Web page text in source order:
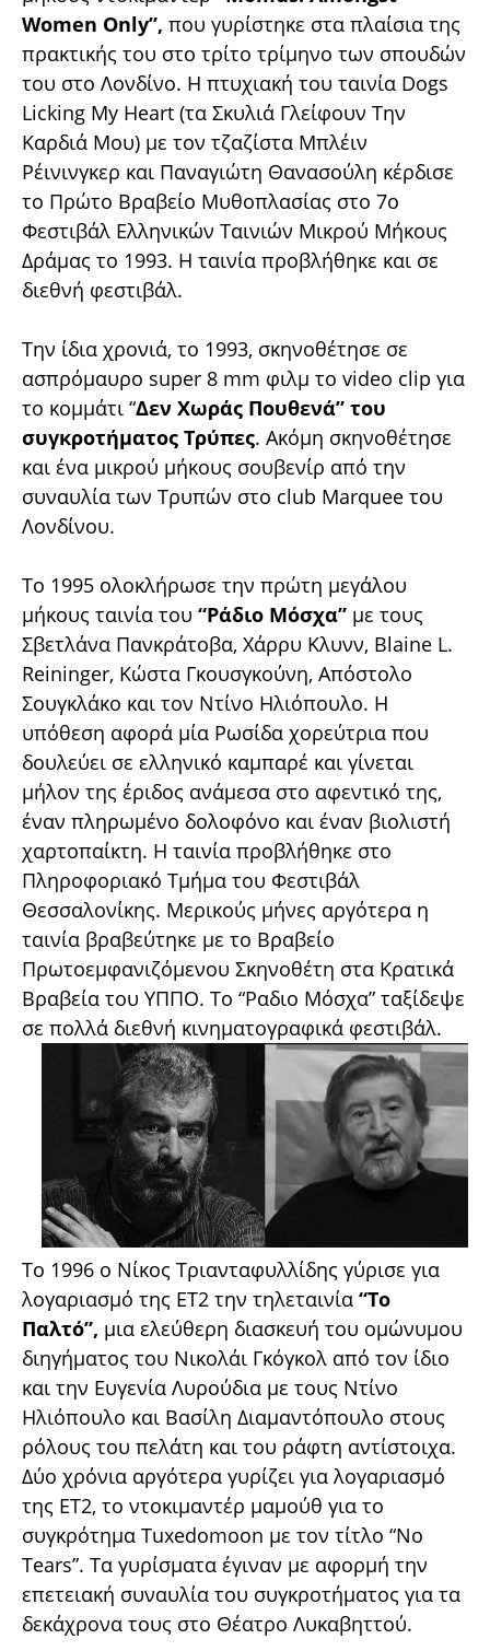
Women Only”, που γυρίστηκε στα πλαίσια της
πρακτικής του στο τρίτο τρίμηνο των σπουδών
του στο Λονδίνο. Η πτυχιακή του ταινία Dogs
Licking My Heart (τα Σκυλιά Γλείφουν Την
Καρδιά Μου) με τον τζαζίστα Μπλέιν
Ρέινινγκερ και Παναγιώτη Θανασούλη κέρδισε
το Πρώτο Βραβείο Μυθοπλασίας στο 7ο
Φεστιβάλ Ελληνικών Ταινιών Μικρού Μήκους
Δράμας το 1993. Η ταινία προβλήθηκε και σε
διεθνή φεστιβάλ.
Την ίδια χρονιά, το 1993, σκηνοθέτησε σε
ασπρόμαυρο super 8 mm φιλμ το video clip για
το κομμάτι “Δεν Χωράς Πουθενά” του
συγκροτήματος Τρύπες. Ακόμη σκηνοθέτησε
και ένα μικρού μήκους σουβενίρ από την
συναυλία των Τρυπών στο club Marquee του
Λονδίνου.
Το 1995 ολοκλήρωσε την πρώτη μεγάλου
μήκους ταινία του “Ράδιο Μόσχα” με τους
Σβετλάνα Πανκράτοβα, Χάρρυ Κλυνν, Blaine L.
Reininger, Kώστα Γκουσγκούνη, Απόστολο
Σουγκλάκο και τον Ντίνο Ηλιόπουλο. Η
υπόθεση αφορά μία Ρωσίδα χορεύτρια που
δουλεύει σε ελληνικό καμπαρέ και γίνεται
μήλον της έριδος ανάμεσα στο αφεντικό της,
έναν πληρωμένο δολοφόνο και έναν βιολιστή
χαρτοπαίκτη. Η ταινία προβλήθηκε στο
Πληροφοριακό Τμήμα του Φεστιβάλ
Θεσσαλονίκης. Μερικούς μήνες αργότερα η
ταινία βραβεύτηκε με το Βραβείο
Πρωτοεμφανιζόμενου Σκηνοθέτη στα Κρατικά
Βραβεία του ΥΠΠΟ. Το “Ραδιο Μόσχα” ταξίδεψε
σε πολλά διεθνή κινηματογραφικά φεστιβάλ.
Το 1996 ο Νίκος Τριανταφυλλίδης γύρισε για
λογαριασμό της ΕΤ2 την τηλεταινία “Το
Παλτό”, μια ελεύθερη διασκευή του ομώνυμου
διηγήματος του Νικολάι Γκόγκολ από τον ίδιο
και την Ευγενία Λυρούδια με τους Ντίνο
Ηλιόπουλο και Βασίλη Διαμαντόπουλο στους
ρόλους του πελάτη και του ράφτη αντίστοιχα.
Δύο χρόνια αργότερα γυρίζει για λογαριασμό
της ΕΤ2, το ντοκιμαντέρ μαμούθ για το
συγκρότημα Tuxedomoon με τον τίτλο “No
Tears”. Τα γυρίσματα έγιναν με αφορμή την
επετειακή συναυλία του συγκροτήματος για τα
δεκάχρονα τους στο Θέατρο Λυκαβηττού.